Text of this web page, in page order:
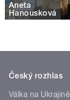
Aneta
Hanousková
Český rozhlas
Válka na Ukrajině